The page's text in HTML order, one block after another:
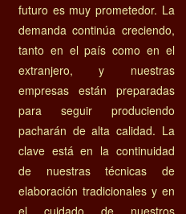
futuro es muy prometedor. La
demanda continúa creciendo,
tanto en el país como en el
extranjero, y nuestras
empresas están preparadas
para seguir produciendo
pacharán de alta calidad. La
clave está en la continuidad
de nuestras técnicas de
elaboración tradicionales y en
el cuidado de nuestros